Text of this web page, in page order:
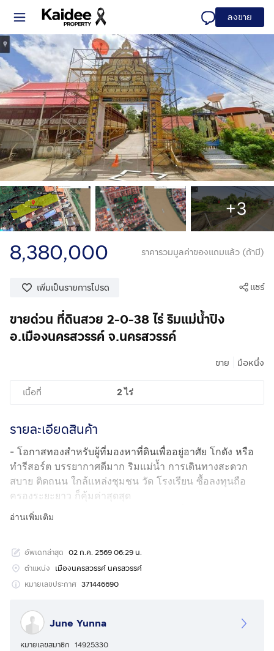
ลงขาย
+3
8,380,000 ราคารวมมูลค่าของแถมแล้ว (ถ้ามี)
เพิ่มเป็นรายการโปรด แชร์
ขายด่วน ที่ดินสวย 2-0-38 ไร่ ริมแม่น้ำปิง
อ.เมืองนครสวรรค์ จ.นครสวรรค์
ขาย มือหนึ่ง
เนื้อที่ 2 ไร่
รายละเอียดสินค้า
- โอกาสทองสำหรับผู้ที่มองหาที่ดินเพื่ออยู่อาศัย โกดัง หรือ
ทำรีสอร์ต บรรยากาศดีมาก ริมแม่น้ำ การเดินทางสะดวก
สบาย ติดถนน ใกล้แหล่งชุมชน วัด โรงเรียน ซื้อลงทุนถือ
ครองระยะยาว ก็คุ้มค่าสุดสุด
- ราคาขายยกแปลง 8,380,000 บาท เฉลี่ยเพียง: 10,000
- รูปแปลง: หน้ากว้างประมาณ 25 เมตร ลึก 126 เมตร
ลักษณะเด่น
- เดินทางสะดวก ใกล้ถนนสายหลัก (ทางหลวงหมายเลข
1182 สายบ้านแก่ง-บรรพตพิสัย (เก้าเลี้ยว)
- แหล่งชุมชน ร้านค้า
อ่านเพิ่มเติม
อัพเดทล่าสุด 02 ก.ค. 2569 06:29 น.
ตำแหน่ง เมืองนครสวรรค์ นครสวรรค์
หมายเลขประกาศ 371446690
June Yunna
หมายเลขสมาชิก 14925330